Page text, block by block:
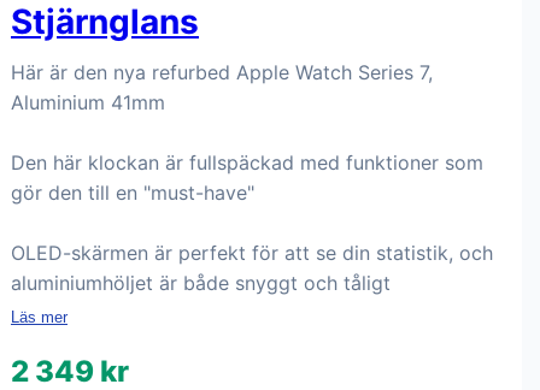
Stjärnglans
Här är den nya refurbed Apple Watch Series 7,
Aluminium 41mm
Den här klockan är fullspäckad med funktioner som
gör den till en "must-have"
OLED-skärmen är perfekt för att se din statistik, och
aluminiumhöljet är både snyggt och tåligt
Läs mer
2 349 kr